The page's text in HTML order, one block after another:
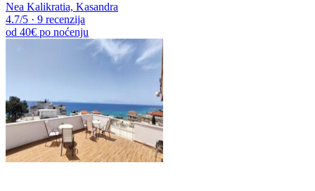
Nea Kalikratia, Kasandra
4.7/5 · 9 recenzija
od 40€ po noćenju